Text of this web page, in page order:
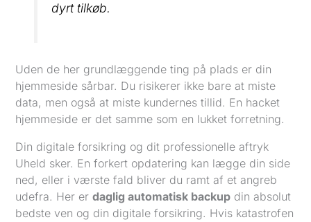
dyrt tilkøb.
Uden de her grundlæggende ting på plads er din
hjemmeside sårbar. Du risikerer ikke bare at miste
data, men også at miste kundernes tillid. En hacket
hjemmeside er det samme som en lukket forretning.
Din digitale forsikring og dit professionelle aftryk
Uheld sker. En forkert opdatering kan lægge din side
ned, eller i værste fald bliver du ramt af et angreb
udefra. Her erdaglig automatisk backup din absolut
bedste ven og din digitale forsikring. Hvis katastrofen